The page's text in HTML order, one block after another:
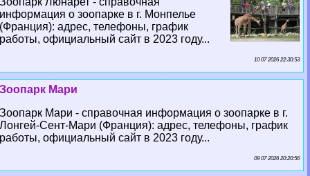
информация о зоопарке в г. Монпелье
(Франция): адрес, телефоны, график
работы, официальный сайт в 2023 году...
10 07 2026 22:30:53
Зоопарк Мари
Зоопарк Мари - справочная информация о зоопарке в г.
Лонгeй-Сент-Мари (Франция): адрес, телефоны, график
работы, официальный сайт в 2023 году...
09 07 2026 20:20:56